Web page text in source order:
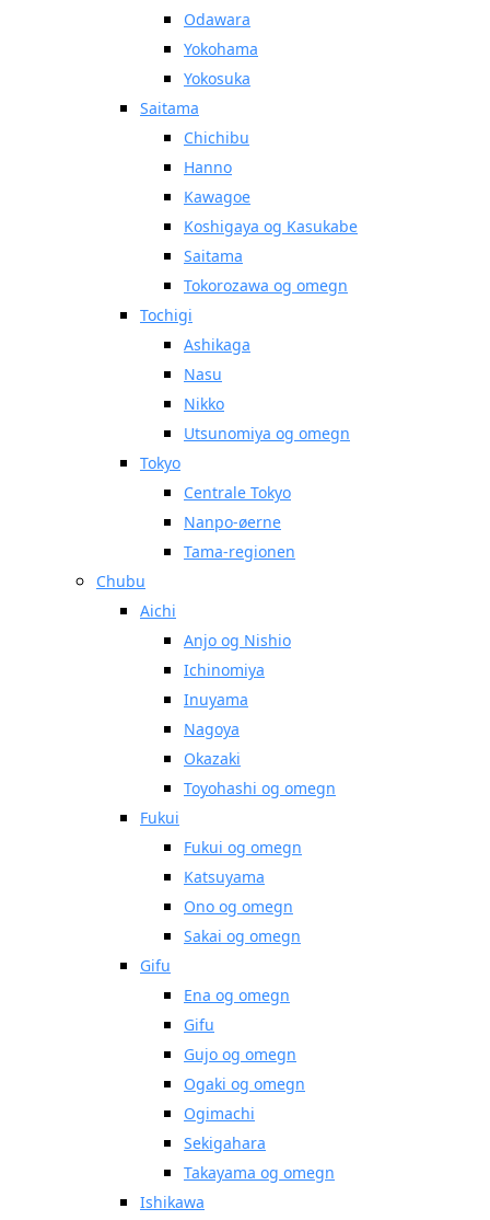
Odawara
Yokohama
Yokosuka
Saitama
Chichibu
Hanno
Kawagoe
Koshigaya og Kasukabe
Saitama
Tokorozawa og omegn
Tochigi
Ashikaga
Nasu
Nikko
Utsunomiya og omegn
Tokyo
Centrale Tokyo
Nanpo-øerne
Tama-regionen
Chubu
Aichi
Anjo og Nishio
Ichinomiya
Inuyama
Nagoya
Okazaki
Toyohashi og omegn
Fukui
Fukui og omegn
Katsuyama
Ono og omegn
Sakai og omegn
Gifu
Ena og omegn
Gifu
Gujo og omegn
Ogaki og omegn
Ogimachi
Sekigahara
Takayama og omegn
Ishikawa